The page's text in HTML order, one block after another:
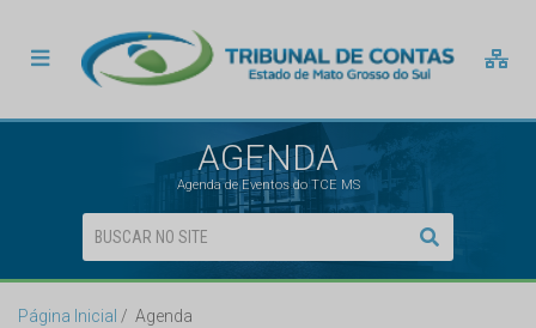
AGENDA
Agenda de Eventos do TCE MS
Página Inicial Agenda